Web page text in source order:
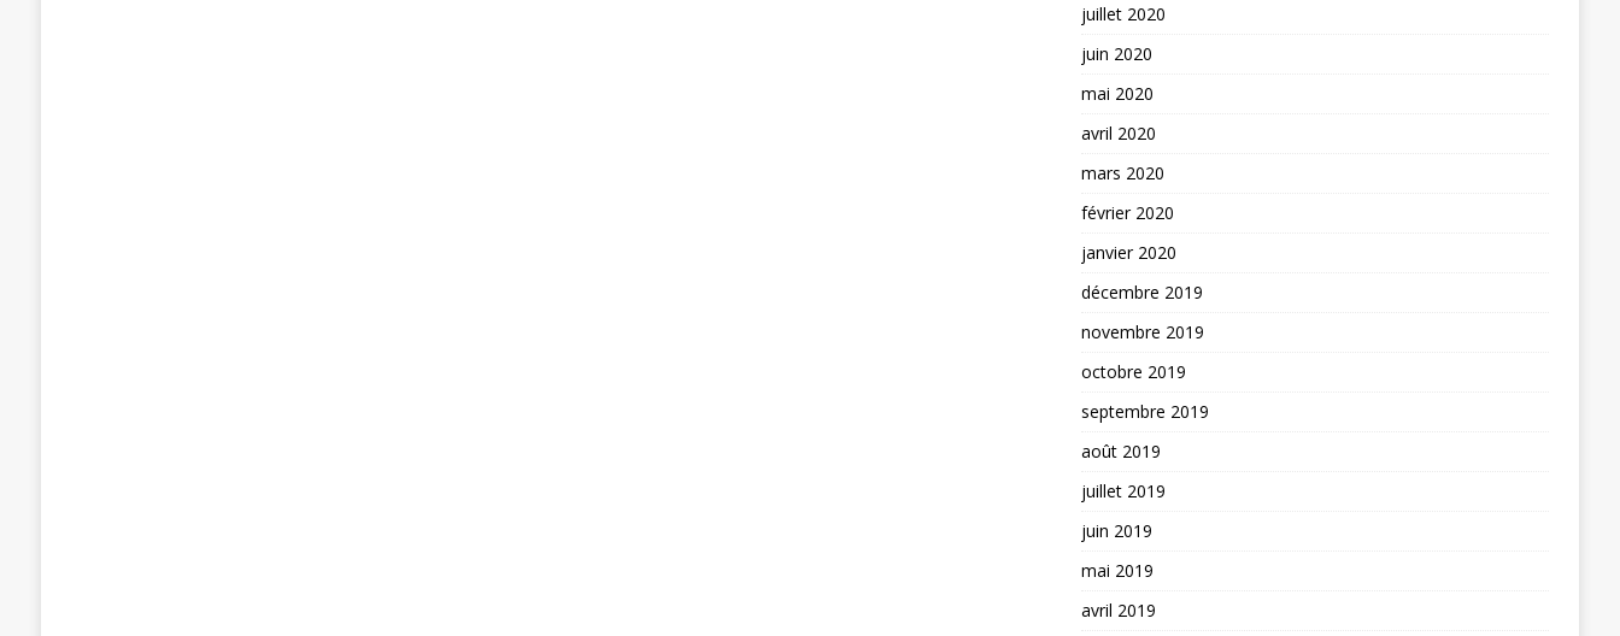
juillet 2020
juin 2020
mai 2020
avril 2020
mars 2020
février 2020
janvier 2020
décembre 2019
novembre 2019
octobre 2019
septembre 2019
août 2019
juillet 2019
juin 2019
mai 2019
avril 2019